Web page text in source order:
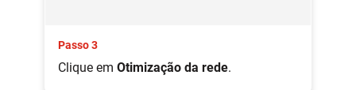
Passo 3
Clique em Otimização da rede.